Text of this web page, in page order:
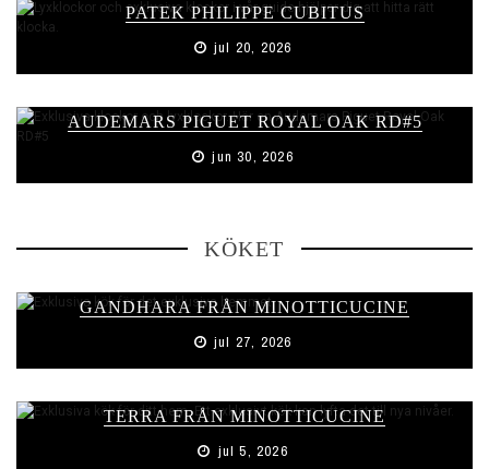
PATEK PHILIPPE CUBITUS
jul 20, 2026
AUDEMARS PIGUET ROYAL OAK RD#5
jun 30, 2026
KÖKET
GANDHARA FRÅN MINOTTICUCINE
jul 27, 2026
TERRA FRÅN MINOTTICUCINE
jul 5, 2026